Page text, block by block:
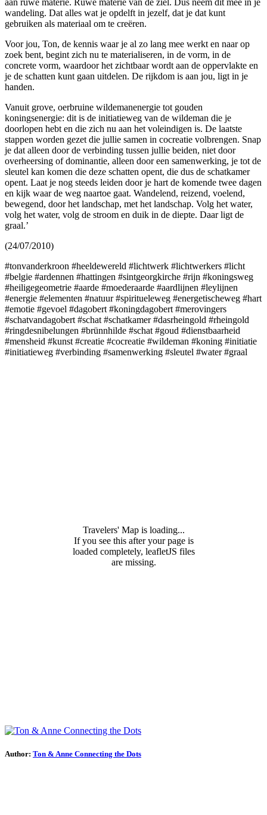
wandeling. Dat alles wat je opdelft in jezelf, dat je dat kunt
gebruiken als materiaal om te creëren.
Voor jou, Ton, de kennis waar je al zo lang mee werkt en naar op
zoek bent, begint zich nu te materialiseren, in de vorm, in de
concrete vorm, waardoor het zichtbaar wordt aan de oppervlakte en
je de schatten kunt gaan uitdelen. De rijkdom is aan jou, ligt in je
handen.
Vanuit grove, oerbruine wildemanenergie tot gouden
koningsenergie: dit is de initiatieweg van de wildeman die je
doorlopen hebt en die zich nu aan het voleindigen is. De laatste
stappen worden gezet die jullie samen in cocreatie volbrengen. Snap
je dat alleen door de verbinding tussen jullie beiden, niet door
overheersing of dominantie, alleen door een samenwerking, je tot de
sleutel kan komen die deze schatten opent, die dus de schatkamer
opent. Laat je nog steeds leiden door je hart de komende twee dagen
en kijk waar de weg naartoe gaat. Wandelend, reizend, voelend,
bewegend, door het landschap, met het landschap. Volg het water,
volg het water, volg de stroom en duik in de diepte. Daar ligt de
graal.’
(24/07/2010)
#tonvanderkroon #heeldewereld #lichtwerk #lichtwerkers #licht
#belgie #ardennen #hattingen #sintgeorgkirche #rijn #koningsweg
#heiligegeometrie #aarde #moederaarde #aardlijnen #leylijnen
#energie #elementen #natuur #spiritueleweg #energetischeweg #hart
#emotie #gevoel #dagobert #koningdagobert #merovingers
#schatvandagobert #schat #schatkamer #dasrheingold #rheingold
#ringdesnibelungen #brünnhilde #schat #goud #dienstbaarheid
#mensheid #kunst #creatie #cocreatie #wildeman #koning #initiatie
#initiatieweg #verbinding #samenwerking #sleutel #water #graal
Travelers' Map is loading...
If you see this after your page is
loaded completely, leafletJS files
are missing.
Author: Ton & Anne Connecting the Dots